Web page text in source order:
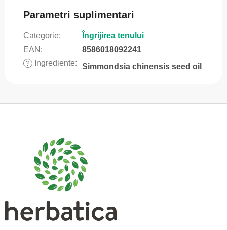
Parametri suplimentari
Categorie:
Îngrijirea tenului
EAN : 8586018092241
? Ingrediente: Simmondsia chinensis seed oil